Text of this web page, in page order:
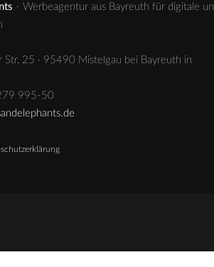
- Werbeagentur aus Bayreuth für digitale
Str. 25 · 95490 Mistelgau bei Bayreuth in
995-50